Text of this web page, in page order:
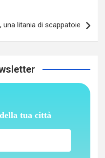
una litania di scappatoie
tua città